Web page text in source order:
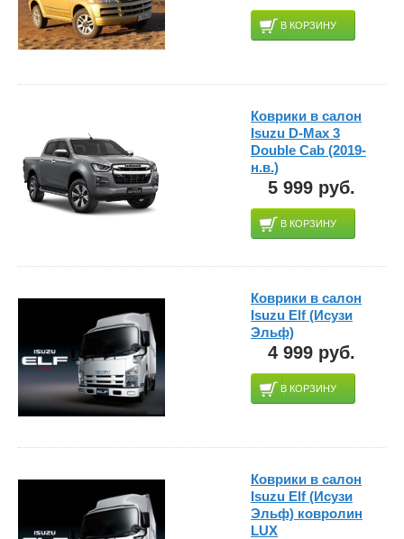
В КОРЗИНУ
Коврики в салон
Isuzu D-Max 3
Double Cab (2019-
н.в.)
5 999 руб.
В КОРЗИНУ
Коврики в салон
Isuzu Elf (Исузи
Эльф)
4 999 руб.
В КОРЗИНУ
Коврики в салон
Isuzu Elf (Исузи
Эльф) ковролин
LUX